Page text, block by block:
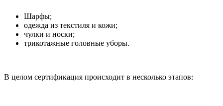
Шарфы;
одежда из текстиля и кожи;
чулки и носки;
трикотажные головные уборы.
В целом сертификация происходит в несколько этапов: